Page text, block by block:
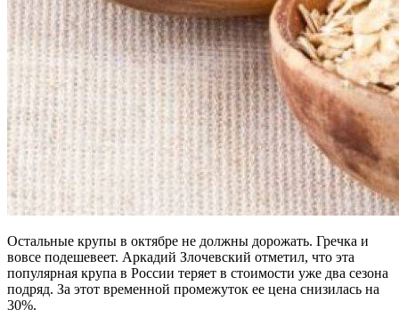
Остальные крупы в октябре не должны дорожать. Гречка и
вовсе подешевеет. Аркадий Злочевский отметил, что эта
популярная крупа в России теряет в стоимости уже два сезона
подряд. За этот временной промежуток ее цена снизилась на
30%.